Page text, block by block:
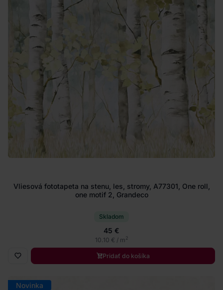
Vliesová fototapeta na stenu, les, stromy, A77301, One roll,
one motif 2, Grandeco
Skladom
45 €
10.10 € / m2
Pridať do košíka
Novinka